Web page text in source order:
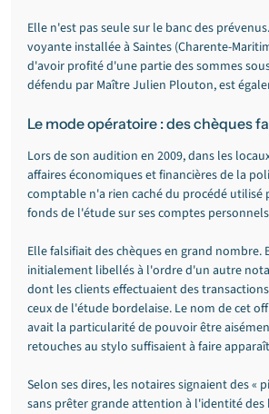
Elle n'est pas seule sur le banc des
voyante installée à Saintes (Charente-
d'avoir profité d'une partie des sommes
défendu par Maître Julien Plouton, est
Le mode opératoire : des chèques
Lors de son audition en 2009, dans les
affaires économiques et financières de la
comptable n'a rien caché du procédé utilisé
fonds de l'étude sur ses comptes
Elle falsifiait des chèques en grand nombre.
initialement libellés à l'ordre d'un autre
dont les clients effectuaient des
ceux de l'étude bordelaise. Le nom de cet
avait la particularité de pouvoir être
retouches au stylo suffisaient à faire
Selon ses dires, les notaires signaient des «
sans prêter grande attention à l'identité des